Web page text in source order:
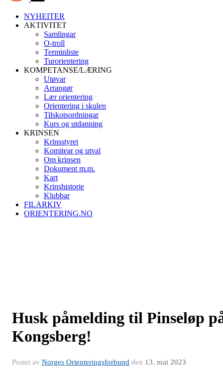
NYHEITER
AKTIVITET
Samlingar
O-troll
Terminliste
Turorientering
KOMPETANSE/LÆRING
Utøvar
Arrangør
Lær orientering
Orientering i skulen
Tilskotsordningar
Kurs og utdanning
KRINSEN
Krinsstyret
Komitear og utval
Om krinsen
Dokument m.m.
Kart
Krinshistorie
Klubbar
FILARKIV
ORIENTERING.NO
Husk påmelding til Pinseløp
Kongsberg!
Postet av Norges Orienteringsforbund den 13. mai 2023